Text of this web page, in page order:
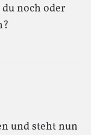
noch oder
und steht nun